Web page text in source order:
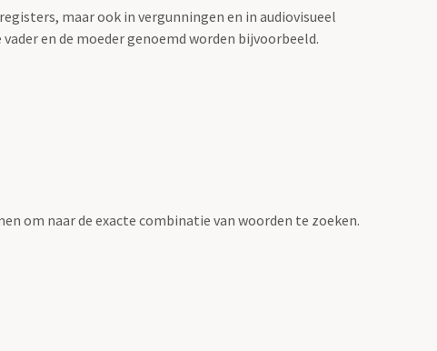
maar ook in vergunningen en in audiovisueel
en de moeder genoemd worden bijvoorbeeld.
om naar de exacte combinatie van woorden te zoeken.